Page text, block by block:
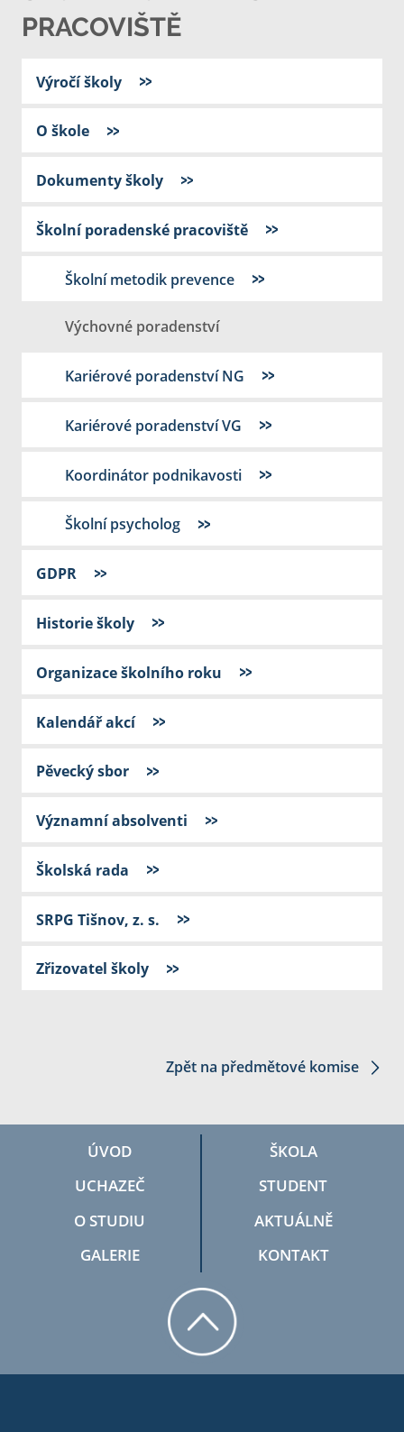
PRACOVIŠTĚ
Výročí školy
O škole
Dokumenty školy
Školní poradenské pracoviště
Školní metodik prevence
Výchovné poradenství
Kariérové poradenství NG
Kariérové poradenství VG
Koordinátor podnikavosti
Školní psycholog
GDPR
Historie školy
Organizace školního roku
Kalendář akcí
Pěvecký sbor
Významní absolventi
Školská rada
SRPG Tišnov, z. s.
Zřizovatel školy
Zpět na předmětové komise
ÚVOD
ŠKOLA
UCHAZEČ
STUDENT
O STUDIU
AKTUÁLNĚ
GALERIE
KONTAKT